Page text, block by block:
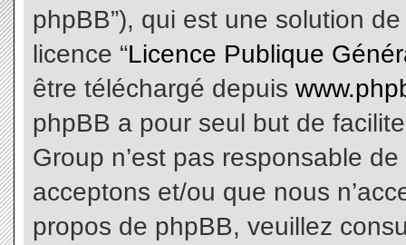
phpBB”), qui est une solution
licence “Licence Publique
être téléchargé depuis
phpBB a pour seul but de
Group n’est pas responsable
acceptons et/ou que nous
propos de phpBB, veuillez